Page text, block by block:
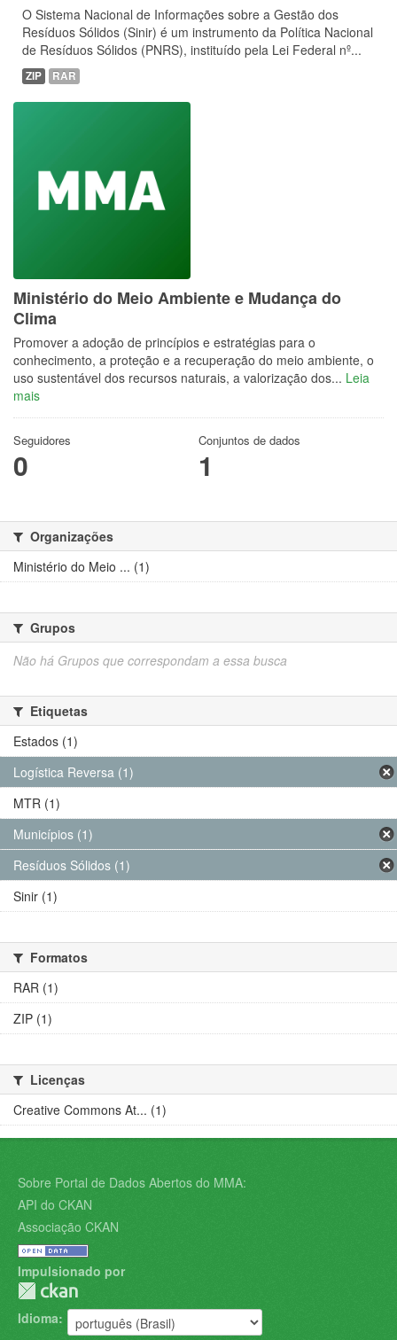
O Sistema Nacional de Informações sobre a Gestão dos
Resíduos Sólidos (Sinir) é um instrumento da Política Nacional
de Resíduos Sólidos (PNRS), instituído pela Lei Federal nº...
ZIP RAR
Ministério do Meio Ambiente e Mudança do
Clima
Promover a adoção de princípios e estratégias para o
conhecimento, a proteção e a recuperação do meio ambiente, o
uso sustentável dos recursos naturais, a valorização dos... Leia
mais
Seguidores
0
Conjuntos de dados
1
Organizações
Ministério do Meio ... (1)
Grupos
Não há Grupos que correspondam a essa busca
Etiquetas
Estados (1)
Logística Reversa (1)
MTR (1)
Municípios (1)
Resíduos Sólidos (1)
Sinir (1)
Formatos
RAR (1)
ZIP (1)
Licenças
Creative Commons At... (1)
Sobre Portal de Dados Abertos do MMA:
API do CKAN
Associação CKAN
Impulsionado por
Idioma